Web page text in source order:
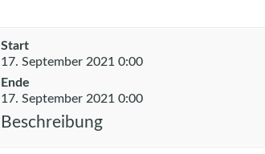
Start
17. September 2021 0:00
Ende
17. September 2021 0:00
Beschreibung